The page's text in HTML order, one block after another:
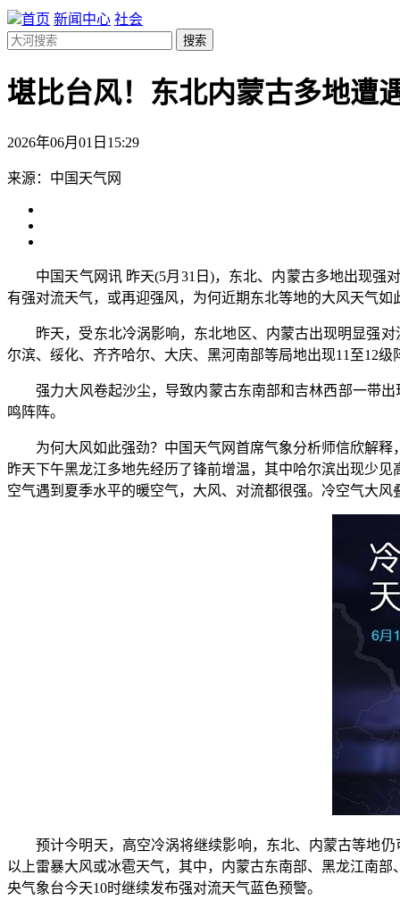
首页 新闻中心 社会
搜索
堪比台风！东北内蒙古多地遭
2026年06月01日15:29
来源：中国天气网
中国天气网讯 昨天(5月31日)，东北、内蒙古多地出现强
有强对流天气，或再迎强风，为何近期东北等地的大风天气如
昨天，受东北冷涡影响，东北地区、内蒙古出现明显强对
尔滨、绥化、齐齐哈尔、大庆、黑河南部等局地出现11至12
强力大风卷起沙尘，导致内蒙古东南部和吉林西部一带出
鸣阵阵。
为何大风如此强劲？中国天气网首席气象分析师信欣解释
昨天下午黑龙江多地先经历了锋前增温，其中哈尔滨出现少
空气遇到夏季水平的暖空气，大风、对流都很强。冷空气大
预计今明天，高空冷涡将继续影响，东北、内蒙古等地仍
以上雷暴大风或冰雹天气，其中，内蒙古东南部、黑龙江南
央气象台今天10时继续发布强对流天气蓝色预警。